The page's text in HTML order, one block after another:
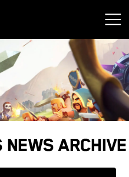
Archive